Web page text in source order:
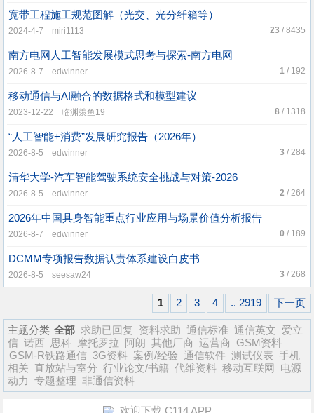
宽带工程施工规范图解（光交、光分纤箱等）
23 / 8435
2024-4-7 miri1113
南方电网人工智能发展模式思考与探索-南方电网
1 / 192
2026-8-7 edwinner
移动通信与AI融合的数据格式和模型建议
8 / 1318
2023-12-22 临渊羡鱼19
“人工智能+消费”发展研究报告（2026年）
3 / 284
2026-8-5 edwinner
清华大学-汽车智能驾驶系统安全挑战与对策-2026
2 / 264
2026-8-5 edwinner
2026年中国具身智能重点行业应用与场景价值分析报告
0 / 189
2026-8-7 edwinner
DCMM专项报告数据认责体系建设白皮书
3 / 268
2026-8-5 seesaw24
1 2 3 4 .. 2919 下一页
主题分类 全部 求助已回复 资料求助 通信标准 通信英文
爱立
信 诺西 思科 摩托罗拉 阿朗 其他厂商 运营商 GSM资料
GSM-R铁路通信
3G资料 案例/经验 通信软件 测试仪表 手机
相关
直放站与室分 行业论文/书籍 代维资料 移动互联网
电源
动力
专题整理 非通信资料